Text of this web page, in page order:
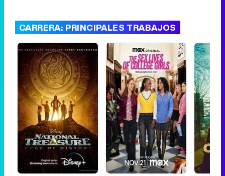
CARRERA: PRINCIPALES TRABAJOS